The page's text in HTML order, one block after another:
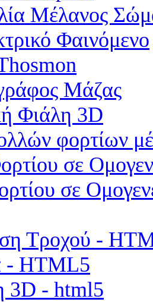
Μέλανος
Φαινόμενο
Μάζας
Φιάλη 3D
φορτίων
σε
σε
Τροχού -
- HTML5
3D - html5